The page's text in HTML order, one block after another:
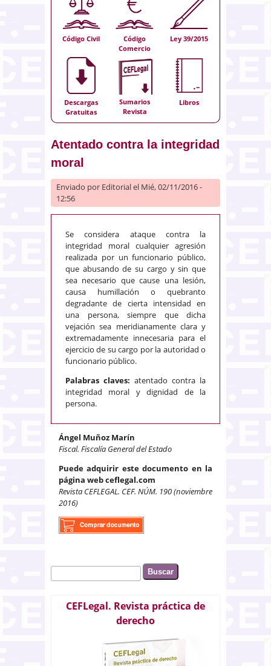
Código Civil
Código
Comercio
Ley 39/2015
Descargas
Gratuitas
Sumarios
Revista
Libros
Atentado contra la integridad
moral
Enviado por Editorialel Mié, 02/11/2016 -
12:56
Se considera ataque contra la
integridad moral cualquier agresión
realizada por un funcionario público,
que abusando de su cargo y sin que
sea necesario que cause una lesión,
causa humillación o quebranto
degradante de cierta intensidad en
una persona, siempre que dicha
vejación sea meridianamente clara y
extremadamente innecesaria para el
ejercicio de su cargo por la autoridad o
funcionario público.
Palabras claves: atentado contra la
integridad moral y dignidad de la
persona.
Ángel Muñoz Marín
Fiscal. Fiscalía General del Estado
Puede adquirir este documento en la
página web ceflegal.com
Revista CEFLEGAL. CEF. NÚM. 190 (noviembre
2016)
Formulario de búsqueda
Buscar
CEFLegal. Revista práctica de
derecho